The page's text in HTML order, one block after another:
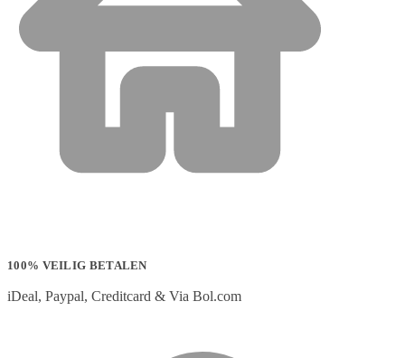
100% VEILIG BETALEN
iDeal, Paypal, Creditcard & Via Bol.com